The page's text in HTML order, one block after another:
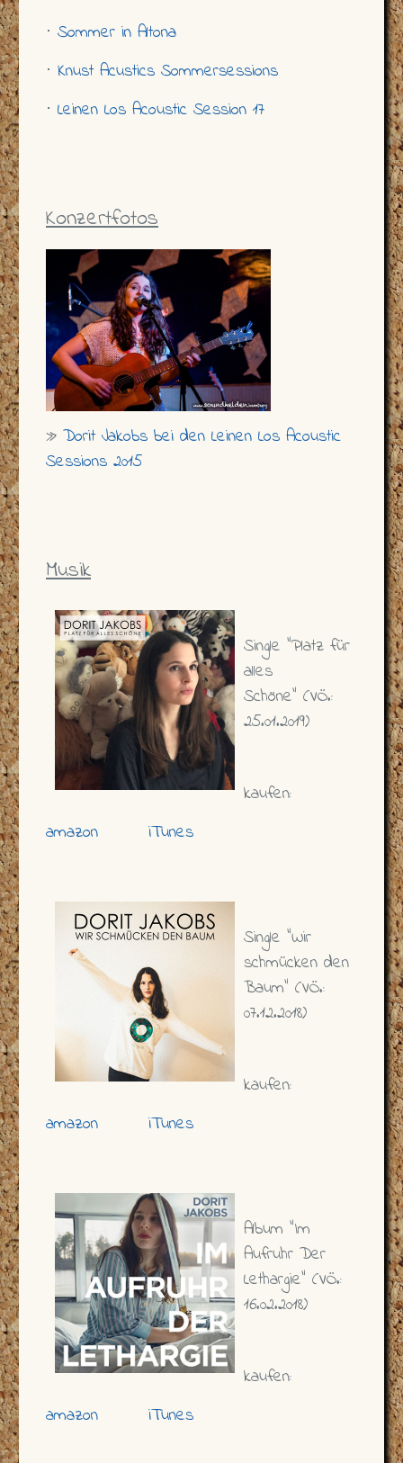
⋅ Sommer in Altona
⋅ Knust Acustics Sommersessions
⋅ Leinen Los Acoustic Session 17
Konzertfotos
» Dorit Jakobs bei den Leinen Los Acoustic
Sessions 2015
Musik
Single "Platz für
alles
Schöne" (VÖ.:
25.01.2019)
kaufen:
amazon
iTunes
Single "Wir
schmücken den
Baum" (VÖ.:
07.12.2018)
kaufen:
amazon
iTunes
Album "Im
Aufruhr Der
Lethargie" (VÖ.:
16.02.2018)
kaufen:
amazon
iTunes